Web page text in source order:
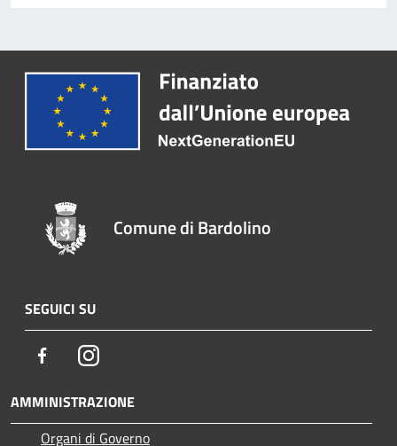
Comune di Bardolino
SEGUICI SU
FacebookInstagram
AMMINISTRAZIONE
Organi di Governo